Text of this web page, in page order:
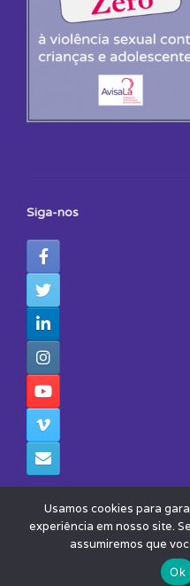
Siga-nos
© 2026 - Todos os Direitos
Usamos cookies para
experiência em nosso site.
assumiremos que
Ok